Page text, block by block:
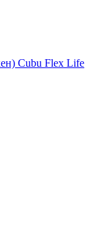
Cubu Flex Life